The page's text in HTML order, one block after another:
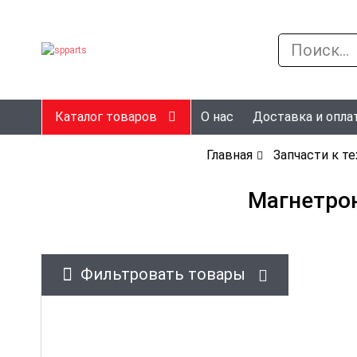
Каталог товаров О нас Доставка и
Главная Запчасти к
Фильтровать товары